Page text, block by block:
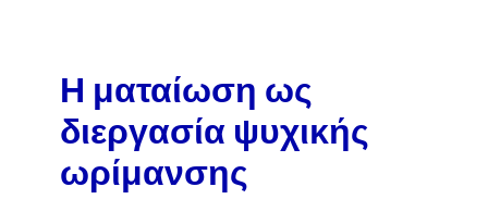
Η ματαίωση ως
διεργασία ψυχικής
ωρίμανσης